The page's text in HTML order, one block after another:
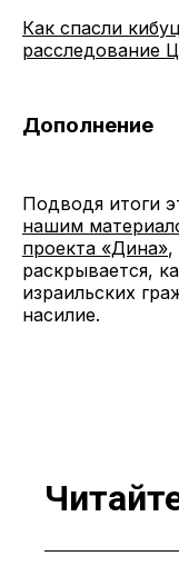
Как спасли
расследование
Дополнение
Подводя итоги
нашим
проекта «Дина»,
раскрывается,
израильских
насилие.